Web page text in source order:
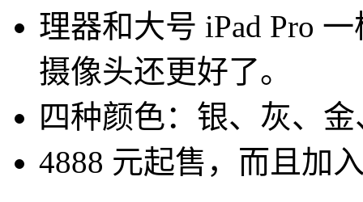
理器和大号 iPad Pro
摄像头还更好了。
四种颜色：银、灰、
4888 元起售，而且加